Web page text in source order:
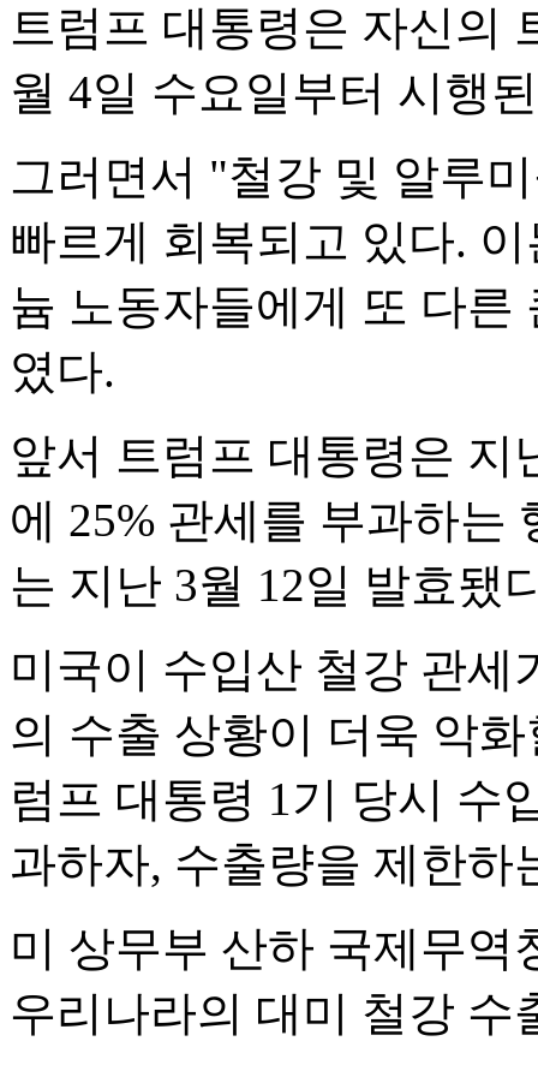
트럼프 대통령은 자신의
월 4일 수요일부터 시행
그러면서 "철강 및 알루
빠르게 회복되고 있다.
늄 노동자들에게 또 다른
였다.
앞서 트럼프 대통령은 지
에 25% 관세를 부과하는
는 지난 3월 12일 발효됐
미국이 수입산 철강 관세
의 수출 상황이 더욱 악
럼프 대통령 1기 당시 수
과하자, 수출량을 제한하
미 상무부 산하 국제무
우리나라의 대미 철강 수